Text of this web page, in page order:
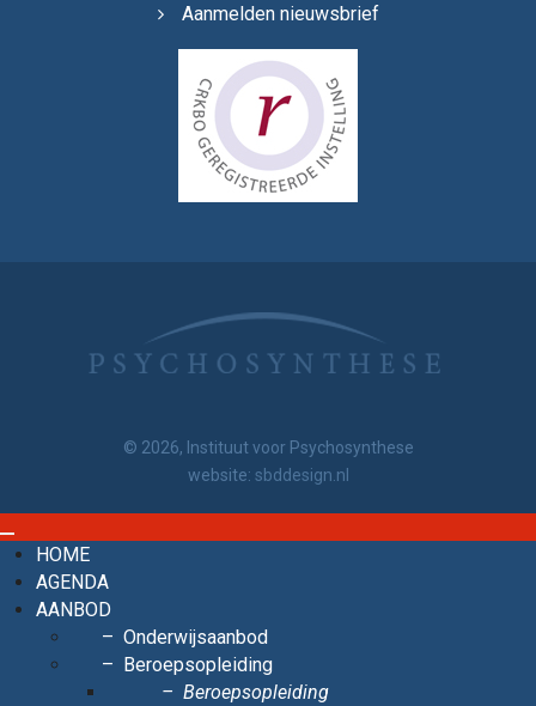
Aanmelden nieuwsbrief
© 2026, Instituut voor Psychosynthese
website: sbddesign.nl
HOME
AGENDA
AANBOD
Onderwijsaanbod
Beroepsopleiding
Beroepsopleiding